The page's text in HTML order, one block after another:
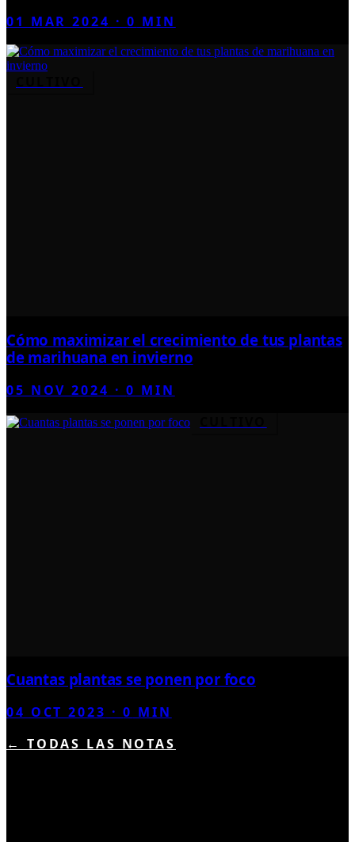
01 MAR 2024 ·0 MIN
Cómo maximizar el crecimiento de tus plantas
de marihuana en invierno
05 NOV 2024 ·0 MIN
Cuantas plantas se ponen por foco
04 OCT 2023 ·0 MIN
← TODAS LAS NOTAS